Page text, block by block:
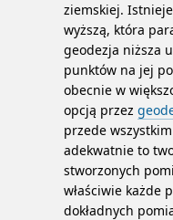
ziemskiej.
wyższą, która
geodezja niższa
punktów na jej
obecnie w
opcją przez
przede
adekwatnie to
stworzonych
właściwie każde
dokładnych